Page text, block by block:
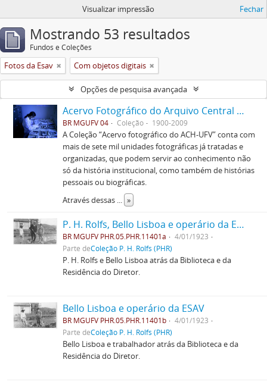
Visualizar impressão Fechar
Mostrando 53 resultados
Fundos e Coleções
Fotos da Esav Com objetos digitais
Opções de pesquisa avançada
Acervo Fotográfico do Arquivo Central Histórico da UFV
BR MGUFV 04 Coleção 1900-2009
A Coleção “Acervo fotográfico do ACH-UFV” conta com
mais de sete mil unidades fotográficas já tratadas e
organizadas, que podem servir ao conhecimento não
só da história institucional, como também de histórias
pessoais ou biográficas.
Através dessas ... »
P. H. Rolfs, Bello Lisboa e operário da ESAV
BR MGUFV PHR.05.PHR.11401a
4/01/1923
Parte deColeção P. H. Rolfs (PHR)
P. H. Rolfs e Bello Lisboa atrás da Biblioteca e da
Residência do Diretor.
Bello Lisboa e operário da ESAV
BR MGUFV PHR.05.PHR.11401b
4/01/1923
Parte deColeção P. H. Rolfs (PHR)
Bello Lisboa e trabalhador atrás da Biblioteca e da
Residência do Diretor.